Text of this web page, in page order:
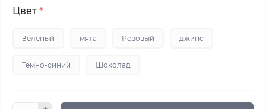
Цвет *
Зеленый мята Розовый джинс
Темно-синий Шоколад